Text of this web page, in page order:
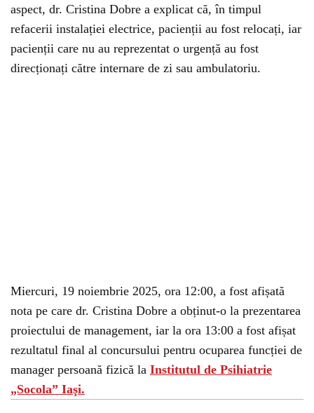
aspect, dr. Cristina Dobre a explicat că, în timpul
refacerii instalației electrice, pacienții au fost relocați, iar
pacienții care nu au reprezentat o urgență au fost
direcționați către internare de zi sau ambulatoriu.
Miercuri, 19 noiembrie 2025, ora 12:00, a fost afișată
nota pe care dr. Cristina Dobre a obținut-o la prezentarea
proiectului de management, iar la ora 13:00 a fost afișat
rezultatul final al concursului pentru ocuparea funcției de
manager persoană fizică la Institutul de Psihiatrie
„Socola” Iaşi.